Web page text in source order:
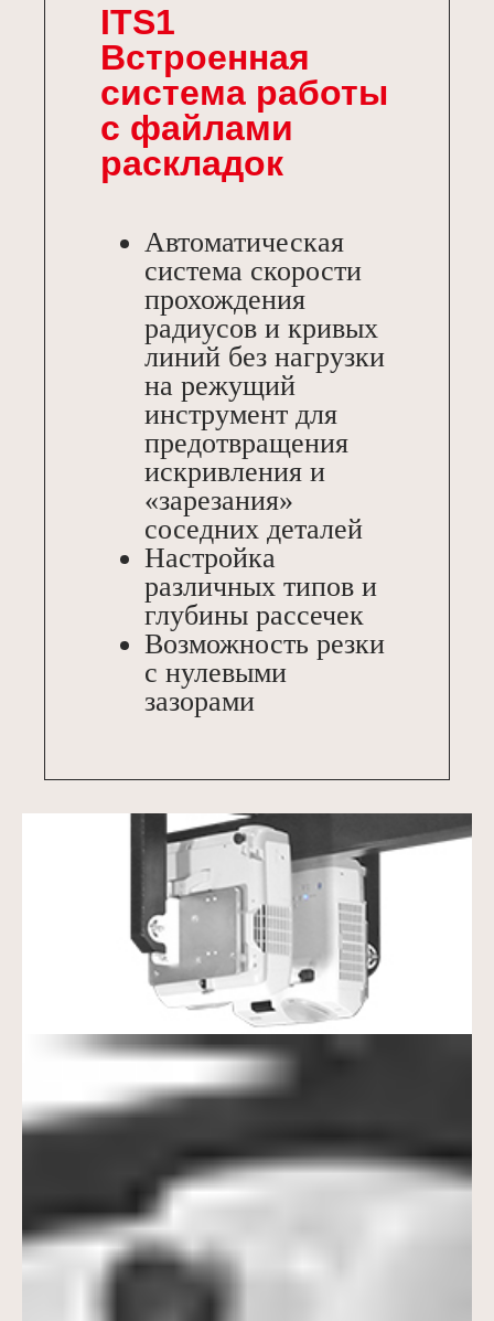
ITS1
Встроенная
система работы
с файлами
раскладок
Автоматическая
система скорости
прохождения
радиусов и кривых
линий без нагрузки
на режущий
инструмент для
предотвращения
искривления и
«зарезания»
соседних деталей
Настройка
различных типов и
глубины рассечек
Возможность резки
с нулевыми
зазорами